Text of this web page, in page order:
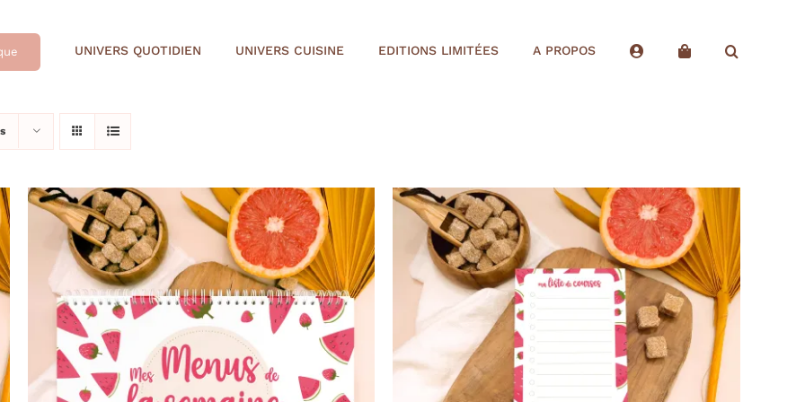
UNIVERS QUOTIDIEN UNIVERS CUISINE EDITIONS LIMITÉES A PROPOS